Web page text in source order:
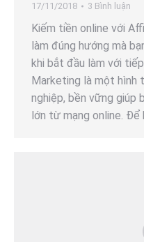
17/11/2018
3 Bình luận
Kiếm tiền online với
làm đúng hướng mà
khi bắt đầu làm với
Marketing là một hình
nghiệp, bền vững giúp
lớn từ mạng online.